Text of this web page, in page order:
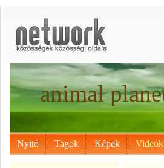
animal
Nyitó Tagok Képek Videók